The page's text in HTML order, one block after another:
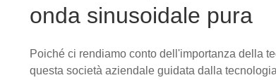
onda sinusoidale pura
Poiché ci rendiamo conto dell'importanza della
questa società aziendale guidata dalla